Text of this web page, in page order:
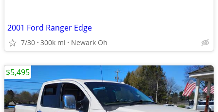
2001 Ford Ranger Edge
7/30 300k mi Newark Oh
$5,495